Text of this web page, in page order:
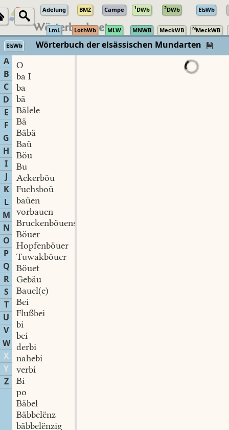
Adelung BMZ Campe 1DWb 2DWb ElsWb
LmL LothWb MLW MNWB MeckWB NMeckWB
ElsWb
Wörterbuch der elsässischen Mundarten
A
B
C
D
E
F
G
H
I
J
K
L
M
N
O
P
Q
R
S
T
U
V
W
X
Y
Z
O
ba I
ba
bä
Bälele
Bä
Bäbä
Baü
Böu
Bu
Ackerböu
Fuchsboü
baüen
vorbauen
Bruckenböuens
Böuer
Hopfenböuer
Tuwakböuer
Böuet
Gebäu
Bauel(e)
Bei
Flußbei
bi
bei
derbi
nahebi
verbi
Bi
po
Bäbel
Bäbbelënz
bäbbelënzig